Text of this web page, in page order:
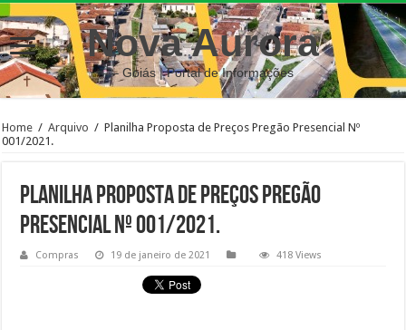
Nova Aurora
– Goiás | Portal de Informações
Home / Arquivo / Planilha Proposta de Preços Pregão Presencial Nº
001/2021.
Planilha Proposta de Preços Pregão
Presencial Nº 001/2021.
Compras 19 de janeiro de 2021 418 Views